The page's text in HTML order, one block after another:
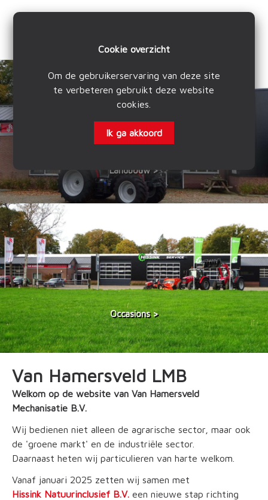
Cookie overzicht
Om de gebruikerservaring van deze site
te verbeteren gebruikt deze website
cookies
Ik ga akkoord
Landbouw
Occasions
Van Hamersveld LMB
Welkom op de website van Van Hamersveld
Mechanisatie B.V.
Wij bedienen niet alleen de agrarische sector, maar ook
de 'groene markt' en de industriële sector.
Daarnaast heten wij particulieren van harte welkom.
Vanaf januari 2025 zetten wij samen met
Hissink Natuurinclusief B.V. een nieuwe stap richting